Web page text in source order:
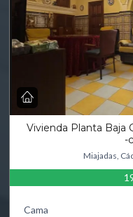
Vivienda Planta Baja
-
Miajadas,
Cama